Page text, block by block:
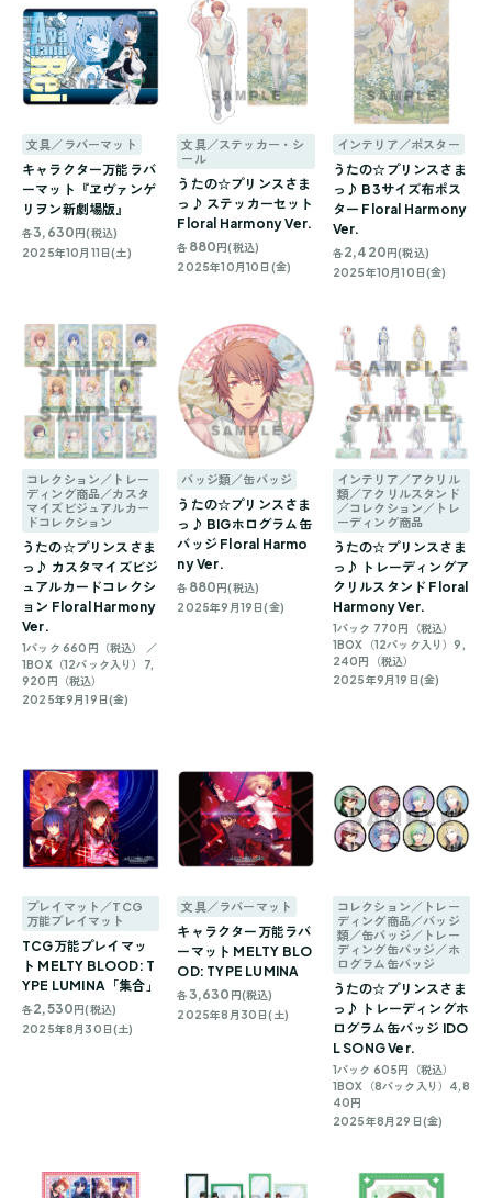
文具／ラバーマット
キャラクター万能ラバ
ーマット『ヱヴァンゲ
リヲン新劇場版』
各3,630円(税込)
2025年10月11日(土)
文具／ステッカー・シ
ール
うたの☆プリンスさま
っ♪ ステッカーセット
Floral Harmony Ver.
各 880円(税込)
2025年10月10日(金)
インテリア／ポスター
うたの☆プリンスさま
っ♪ B3サイズ布ポス
ター Floral Harmony
Ver.
各2,420円(税込)
2025年10月10日(金)
コレクション／トレー
ディング商品／カスタ
マイズビジュアルカー
ドコレクション
うたの☆プリンスさま
っ♪ カスタマイズビジ
ュアルカードコレクシ
ョン Floral Harmony
Ver.
1パック 660円（税込） ／
1BOX（12パック入り）7,
920円（税込）
2025年9月19日(金)
バッジ類／缶バッジ
うたの☆プリンスさま
っ♪ BIGホログラム缶
バッジ Floral Harmo
ny Ver.
各 880 円(税込)
2025年9月19日(金)
インテリア／アクリル
類／アクリルスタンド
／コレクション／トレ
ーディング商品
うたの☆プリンスさま
っ♪ トレーディングア
クリルスタンド Floral
Harmony Ver.
1パック 770円（税込）
1BOX（12パック入り）9,
240円（税込）
2025年9月19日(金)
プレイマット／TCG
万能プレイマット
TCG万能プレイマッ
ト MELTY BLOOD: T
YPE LUMINA「集合」
各2,530 円(税込)
2025年8月30日(土)
文具／ラバーマット
キャラクター万能ラバ
ーマット MELTY BLO
OD: TYPE LUMINA
各3,630 円(税込)
2025年8月30日(土)
コレクション／トレー
ディング商品／バッジ
類／缶バッジ／トレー
ディング缶バッジ／ホ
ログラム缶バッジ
うたの☆プリンスさま
っ♪ トレーディングホ
ログラム缶バッジ IDO
L SONG Ver.
1パック 605円（税込）
1BOX（8パック入り）4,8
40円
2025年8月29日(金)